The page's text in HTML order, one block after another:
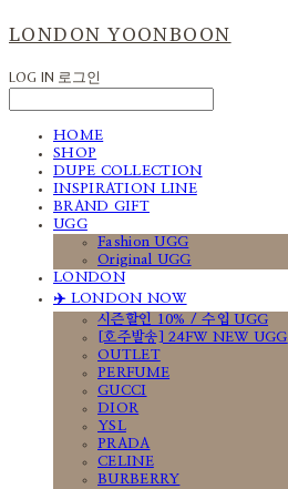
LONDON YOONBOON
LOG IN 로그인
HOME
SHOP
DUPE COLLECTION
INSPIRATION LINE
BRAND GIFT
UGG
Fashion UGG
Original UGG
LONDON
✈️ LONDON NOW
시즌할인 10% / 수입 UGG
[호주발송] 24FW NEW UGG
OUTLET
PERFUME
GUCCI
DIOR
YSL
PRADA
CELINE
BURBERRY